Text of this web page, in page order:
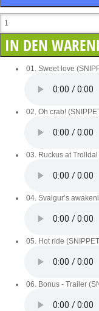
01. Sweet love
02. Oh crab!
03. Ruckus at
04. Svalgur’s
05. Hot ride
06. Bonus - Trailer